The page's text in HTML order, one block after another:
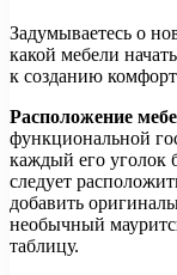
Задумываетесь о
какой мебели
к созданию
Расположение
функциональной
каждый его уголок
следует
добавить
необычный
таблицу.